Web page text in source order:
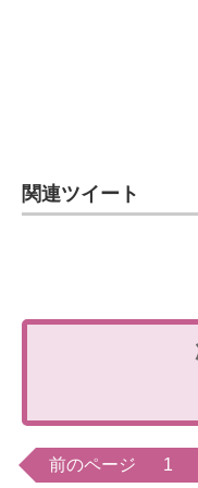
関連ツイート
前のページ 1